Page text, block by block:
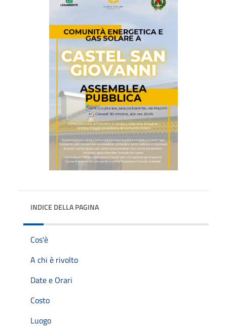
INDICE DELLA PAGINA
Cos'è
A chi è rivolto
Date e Orari
Costo
Luogo